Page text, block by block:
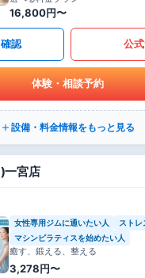
16,800円〜
認 公
体験・相談予約
設備・料金情報をもっと見る
一宮店
女性専用ジムに通いたい人
ストレ
マシンピラティスを始めたい人
癒す、鍛える、整える
3,278円〜